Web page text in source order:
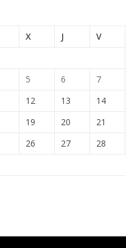
X J V
5 6 7
12 13 14
19 20 21
26 27 28